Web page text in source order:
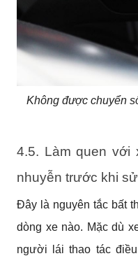
Không được chuyển
4.5. Làm quen với
nhuyễn trước khi
Đây là nguyên tắc bất
dòng xe nào. Mặc dù
người lái thao tác